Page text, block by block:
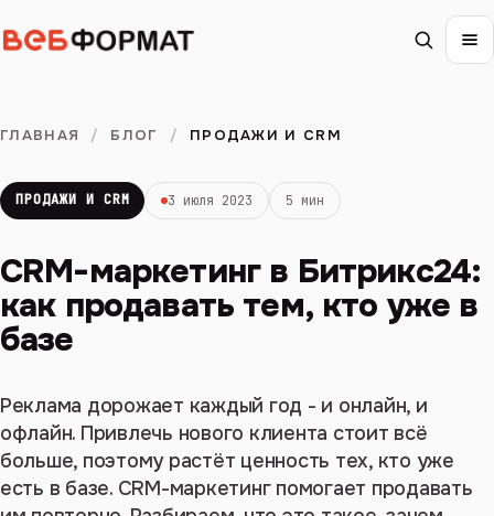
ГЛАВНАЯ / БЛОГ / ПРОДАЖИ И CRM
ПРОДАЖИ И CRM 3 июля 2023 5 мин
CRM-маркетинг в Битрикс24:
как продавать тем, кто уже в
базе
Реклама дорожает каждый год - и онлайн, и
офлайн. Привлечь нового клиента стоит всё
больше, поэтому растёт ценность тех, кто уже
есть в базе. CRM-маркетинг помогает продавать